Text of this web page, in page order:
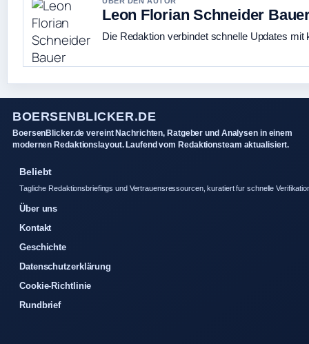
Leon Florian Schneider
Die Redaktion verbindet schnelle Updates mit
BOERSENBLICKER.DE
BoersenBlicker.de vereint Nachrichten, Ratgeber und Analysen in einem
modernen Redaktionslayout. Laufend vom Redaktionsteam aktualisiert.
Beliebt
Tagliche Redaktionsbriefings und Vertrauensressourcen, kuratiert fur schnelle
Über uns
Kontakt
Geschichte
Datenschutzerklärung
Cookie-Richtlinie
Rundbrief